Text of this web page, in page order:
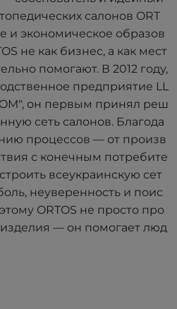
салонов ORT
и экономическое образов
не как бизнес, а как мест
помогают. В 2012 году,
предприятие LL
он первым принял реш
сеть салонов. Благода
процессов — от произв
с конечным потребите
всеукраинскую сет
неуверенность и поис
ORTOS не просто про
— он помогает люд